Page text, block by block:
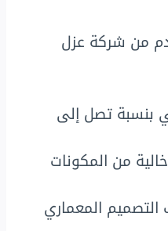
من شركة عزل
بنسبة تصل إلى
من المكونات
المعماري